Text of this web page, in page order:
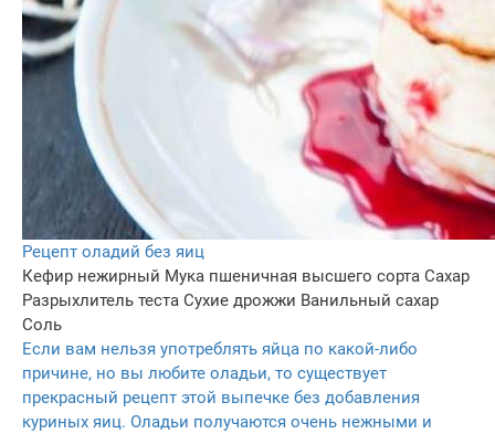
Рецепт оладий без яиц
Кефир нежирный Мука пшеничная высшего сорта Сахар
Разрыхлитель теста Сухие дрожжи Ванильный сахар
Соль
Если вам нельзя употреблять яйца по какой-либо
причине, но вы любите оладьи, то существует
прекрасный рецепт этой выпечке без добавления
куриных яиц. Оладьи получаются очень нежными и